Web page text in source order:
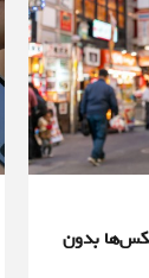
بدون